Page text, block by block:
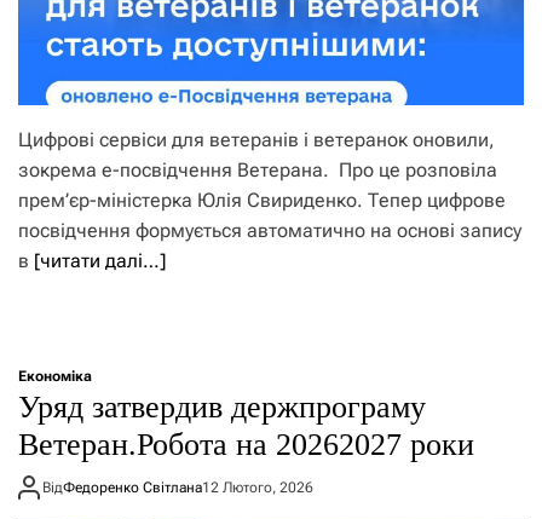
Цифрові сервіси для ветеранів і ветеранок оновили,
зокрема е-посвідчення Ветерана. Про це розповіла
прем’єр-міністерка Юлія Свириденко. Тепер цифрове
посвідчення формується автоматично на основі запису
в [читати далі…]
Економіка
Уряд затвердив держпрограму
Ветеран.Робота на 20262027 роки
ВідФедоренко Світлана12 Лютого, 2026